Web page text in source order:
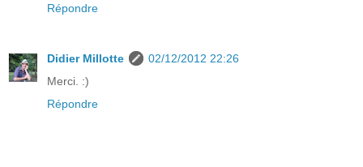
Répondre
Didier Millotte
02/12/2012 22:26
Merci. :)
Répondre